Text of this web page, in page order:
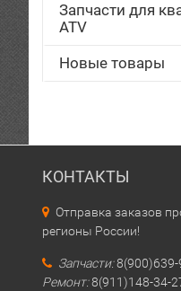
Запчасти для
ATV
Новые товары
КОНТАКТЫ
Отправка заказов
регионы России!
Запчасти:8(900)639-
Ремонт:8(911)148-34-